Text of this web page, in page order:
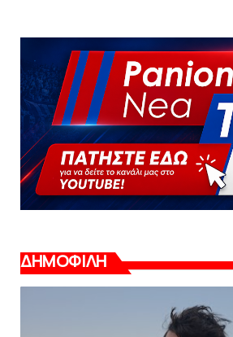
ΔΗΜΟΦΙΛΗ